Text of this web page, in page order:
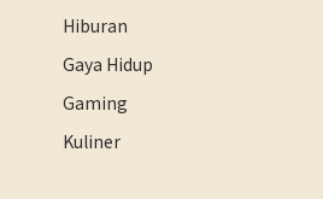
Hiburan
Gaya Hidup
Gaming
Kuliner